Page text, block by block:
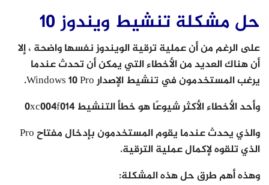
حل مشكلة تنشيط ويندوز 10
على الرغم من أن عملية ترقية الويندوز نفسها واضحة ، إلا
أن هناك العديد من الأخطاء التي يمكن أن تحدث عندما
يرغب المستخدمون في تنشيط الإصدار Windows 10 Pro.
وأحد الأخطاء الأكثر شيوعًا هو خطأ التنشيط 0xc004f014
والذي يحدث عندما يقوم المستخدمون بإدخال مفتاح Pro
الذي تلقوه لإكمال عملية الترقية.
وهذه أهم طرق حل هذه المشكلة: